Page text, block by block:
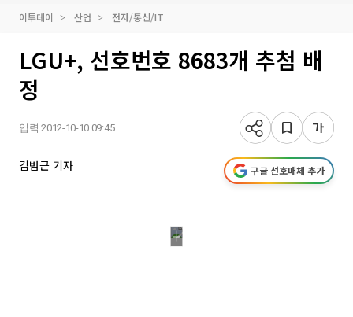
이투데이 산업 전자/통신/IT
LGU+, 선호번호 8683개 추첨 배
정
입력 2012-10-10 09:45
김범근 기자 구글 선호매체 추가